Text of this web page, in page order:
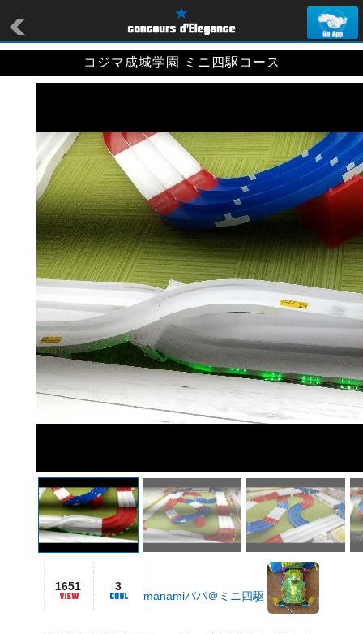
コジマ成城学園 ミニ四駆コース
1651 3
manamiパパ＠ミニ四駆